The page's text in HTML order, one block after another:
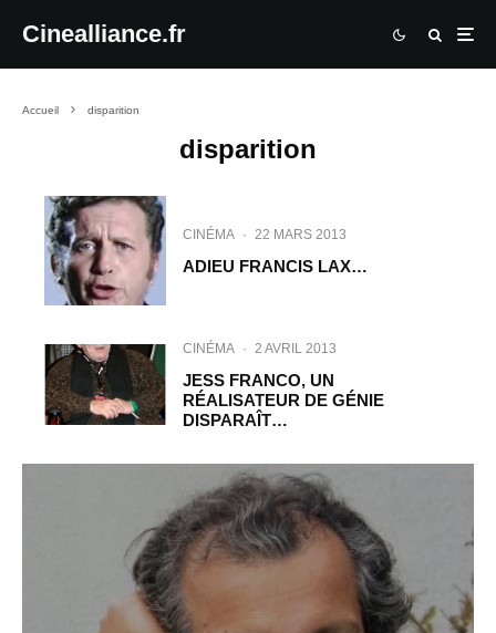
Cinealliance.fr
Accueil disparition
disparition
CINÉMA · 22 MARS 2013
ADIEU FRANCIS LAX…
CINÉMA · 2 AVRIL 2013
JESS FRANCO, UN
RÉALISATEUR DE GÉNIE
DISPARAÎT…